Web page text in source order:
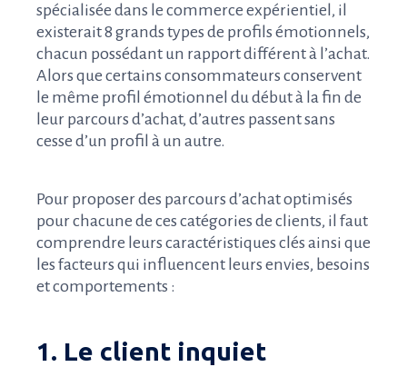
spécialisée dans le commerce expérientiel, il
existerait 8 grands types de profils émotionnels,
chacun possédant un rapport différent à l’achat.
Alors que certains consommateurs conservent
le même profil émotionnel du début à la fin de
leur parcours d’achat, d’autres passent sans
cesse d’un profil à un autre.
Pour proposer des parcours d’achat optimisés
pour chacune de ces catégories de clients, il faut
comprendre leurs caractéristiques clés ainsi que
les facteurs qui influencent leurs envies, besoins
et comportements :
1. Le client inquiet